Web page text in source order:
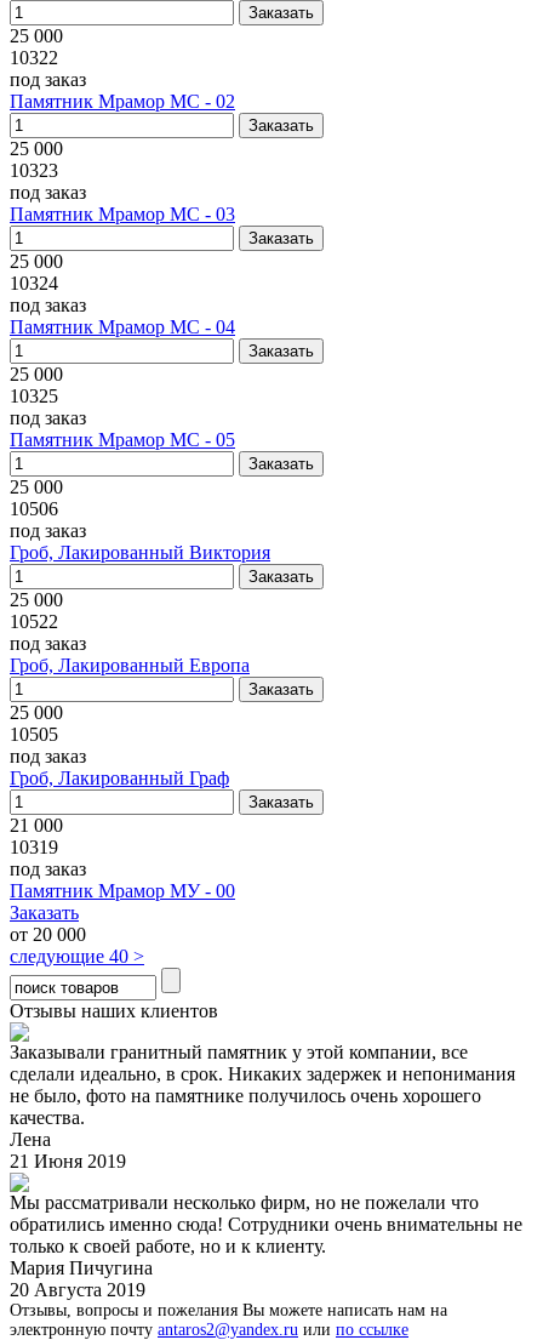
25 000
10322
под заказ
Памятник Мрамор МС - 02
25 000
10323
под заказ
Памятник Мрамор МС - 03
25 000
10324
под заказ
Памятник Мрамор МС - 04
25 000
10325
под заказ
Памятник Мрамор МС - 05
25 000
10506
под заказ
Гроб, Лакированный Виктория
25 000
10522
под заказ
Гроб, Лакированный Европа
25 000
10505
под заказ
Гроб, Лакированный Граф
21 000
10319
под заказ
Памятник Мрамор МУ - 00
Заказать
от 20 000
следующие 40 >
Отзывы наших клиентов
Заказывали гранитный памятник у этой компании, все
сделали идеально, в срок. Никаких задержек и непонимания
не было, фото на памятнике получилось очень хорошего
качества.
Лена
21 Июня 2019
Мы рассматривали несколько фирм, но не пожелали что
обратились именно сюда! Сотрудники очень внимательны не
только к своей работе, но и к клиенту.
Мария Пичугина
20 Августа 2019
Отзывы, вопросы и пожелания Вы можете написать нам на
электронную почту antaros2@yandex.ru или по ссылке